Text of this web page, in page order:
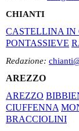
CHIANTI
CASTELLINA IN
PONTASSIEVE
Redazione:
AREZZO
AREZZO
CIUFFENNA
BRACCIOLINI